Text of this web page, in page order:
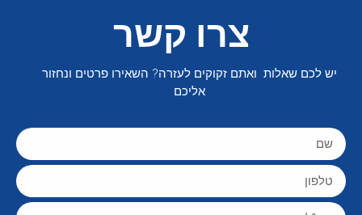
צרו קשר
יש לכם שאלות ואתם זקוקים לעזרה? השאירו פרטים ונחזור
אליכם